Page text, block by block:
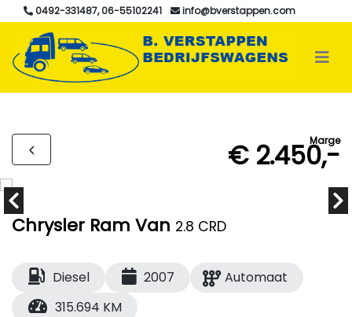
0492-331487, 06-55102241 info@bverstappen.com
Marge
€ 2.450,-
Chrysler Ram Van 2.8 CRD
Diesel 2007
Automaat
315.694 KM